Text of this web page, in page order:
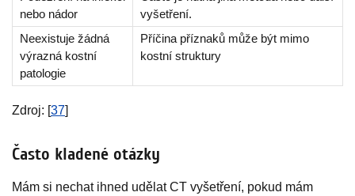
nebo nádor
vyšetření.
Neexistuje žádná
výrazná kostní
patologie
Příčina příznaků může být mimo
kostní struktury
Zdroj: [37]
Často kladené otázky
Mám si nechat ihned udělat CT vyšetření, pokud mám